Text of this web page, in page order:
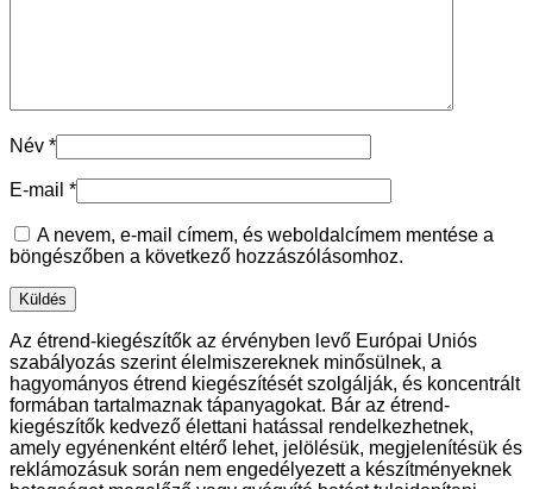
Név *
E-mail *
A nevem, e-mail címem, és weboldalcímem mentése a
böngészőben a következő hozzászólásomhoz.
Az étrend-kiegészítők az érvényben levő Európai Uniós
szabályozás szerint élelmiszereknek minősülnek, a
hagyományos étrend kiegészítését szolgálják, és koncentrált
formában tartalmaznak tápanyagokat. Bár az étrend-
kiegészítők kedvező élettani hatással rendelkezhetnek,
amely egyénenként eltérő lehet, jelölésük, megjelenítésük és
reklámozásuk során nem engedélyezett a készítményeknek